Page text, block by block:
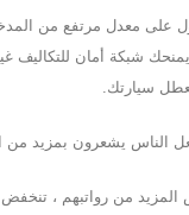
على معدل مرتفع من
شبكة أمان للتكاليف
سيارتك.
الناس يشعرون بمزيد من
المزيد من رواتبهم ،